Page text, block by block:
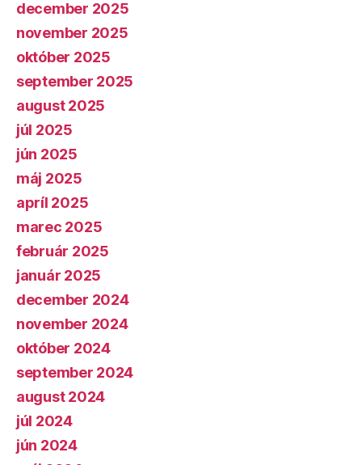
december 2025
november 2025
október 2025
september 2025
august 2025
júl 2025
jún 2025
máj 2025
apríl 2025
marec 2025
február 2025
január 2025
december 2024
november 2024
október 2024
september 2024
august 2024
júl 2024
jún 2024